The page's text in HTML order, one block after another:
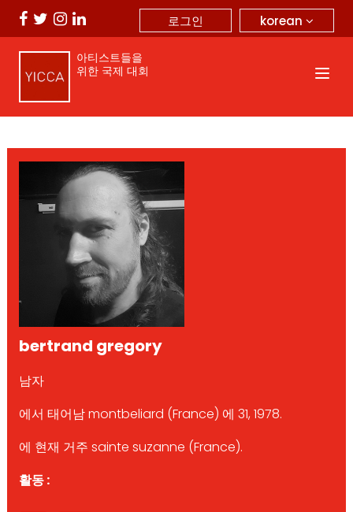
korean
로그인
아티스트들을
위한 국제 대회
bertrand gregory
남자
에서 태어남 montbeliard (France) 에 31, 1978.
에 현재 거주 sainte suzanne (France).
활동 :